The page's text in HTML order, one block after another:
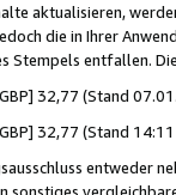
aktualisieren,
die in Ihrer
Stempels entfallen.
32,77 (Stand
32,77 (Stand
entweder
sonstiges